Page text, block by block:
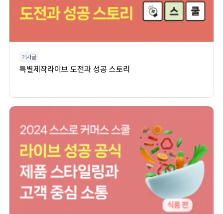
게시글
특별제작라이브 도전과 성공 스토리